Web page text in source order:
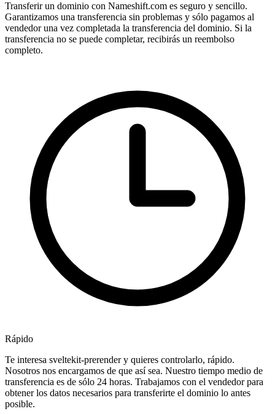
Transferir un dominio con Nameshift.com es seguro y sencillo.
Garantizamos una transferencia sin problemas y sólo pagamos al
vendedor una vez completada la transferencia del dominio. Si la
transferencia no se puede completar, recibirás un reembolso
completo.
Rápido
Te interesa sveltekit-prerender y quieres controlarlo, rápido.
Nosotros nos encargamos de que así sea. Nuestro tiempo medio de
transferencia es de sólo 24 horas. Trabajamos con el vendedor para
obtener los datos necesarios para transferirte el dominio lo antes
posible.